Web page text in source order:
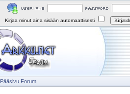
Kirjaa minut aina sisään automaattisesti
Pääsivu Forum